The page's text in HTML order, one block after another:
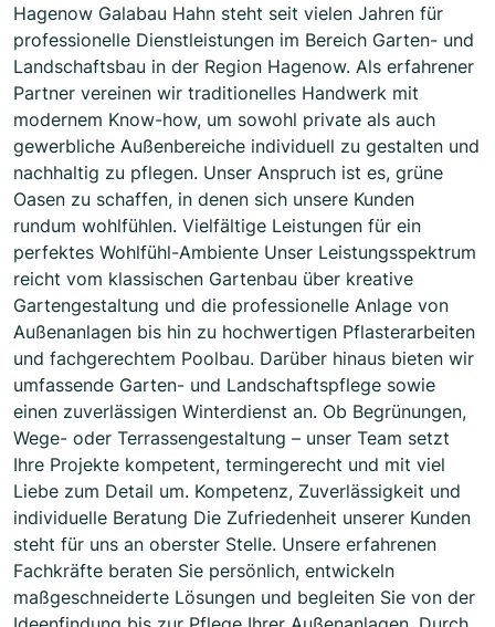
Hagenow Galabau Hahn steht seit vielen Jahren für
professionelle Dienstleistungen im Bereich Garten- und
Landschaftsbau in der Region Hagenow. Als erfahrener
Partner vereinen wir traditionelles Handwerk mit
modernem Know-how, um sowohl private als auch
gewerbliche Außenbereiche individuell zu gestalten und
nachhaltig zu pflegen. Unser Anspruch ist es, grüne
Oasen zu schaffen, in denen sich unsere Kunden
rundum wohlfühlen. Vielfältige Leistungen für ein
perfektes Wohlfühl-Ambiente Unser Leistungsspektrum
reicht vom klassischen Gartenbau über kreative
Gartengestaltung und die professionelle Anlage von
Außenanlagen bis hin zu hochwertigen Pflasterarbeiten
und fachgerechtem Poolbau. Darüber hinaus bieten wir
umfassende Garten- und Landschaftspflege sowie
einen zuverlässigen Winterdienst an. Ob Begrünungen,
Wege- oder Terrassengestaltung – unser Team setzt
Ihre Projekte kompetent, termingerecht und mit viel
Liebe zum Detail um. Kompetenz, Zuverlässigkeit und
individuelle Beratung Die Zufriedenheit unserer Kunden
steht für uns an oberster Stelle. Unsere erfahrenen
Fachkräfte beraten Sie persönlich, entwickeln
maßgeschneiderte Lösungen und begleiten Sie von der